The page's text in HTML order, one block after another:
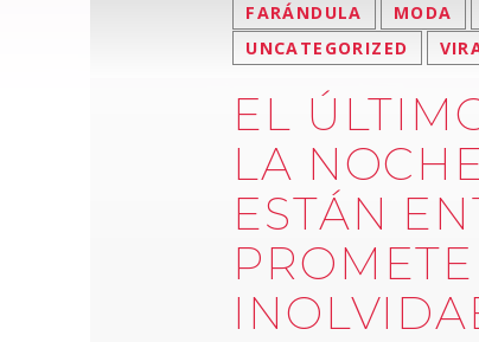
FARÁNDULA
MODA
UNCATEGORIZED
EL
LA
ESTÁN